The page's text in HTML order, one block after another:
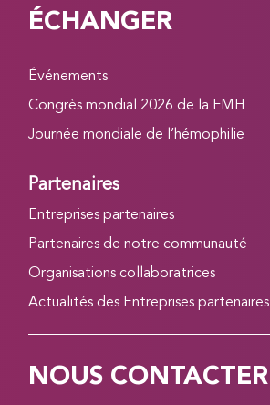
ÉCHANGER
Événements
Congrès mondial 2026 de la FMH
Journée mondiale de l’hémophilie
Partenaires
Entreprises partenaires
Partenaires de notre communauté
Organisations collaboratrices
Actualités des Entreprises partenaires
NOUS CONTACTER